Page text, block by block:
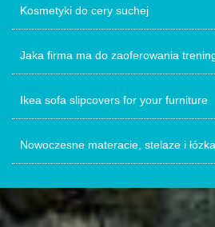
Kosmetyki do cery suchej
Jaka firma ma do zaoferowania
Ikea sofa slipcovers for your furniture
Nowoczesne materacie, stelaze i łózka